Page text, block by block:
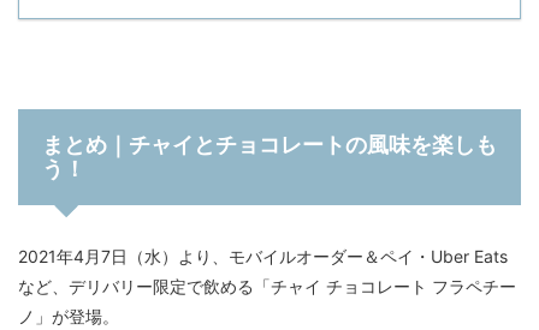
まとめ｜チャイとチョコレートの風味を楽しも
う！
2021年4月7日（水）より、モバイルオーダー＆ペイ・Uber Eats
など、デリバリー限定で飲める「チャイ チョコレート フラペチー
ノ」が登場。